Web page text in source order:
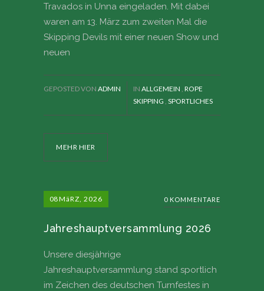
Travados in Unna eingeladen. Mit dabei
waren am 13. März zum zweiten Mal die
Skipping Devils mit einer neuen Show und
neuen
MEHR HIER
GEPOSTED VON ADMIN IN ALLGEMEIN ROPE
SKIPPING SPORTLICHES
08MäRZ, 2026 0 KOMMENTARE
Jahreshauptversammlung 2026
Unsere diesjährige
Jahreshauptversammlung stand sportlich
im Zeichen des deutschen Turnfestes in